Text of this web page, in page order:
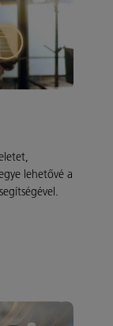
lehetővé a